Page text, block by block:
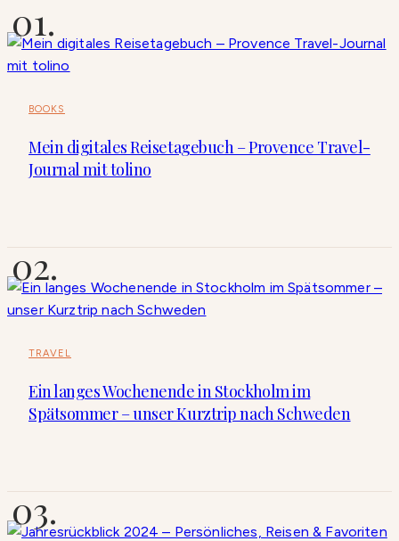
BOOKS
Mein digitales Reisetagebuch – Provence Travel-
Journal mit tolino
TRAVEL
Ein langes Wochenende in Stockholm im
Spätsommer – unser Kurztrip nach Schweden